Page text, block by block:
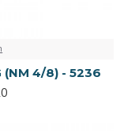
(NM 4/8) - 5236